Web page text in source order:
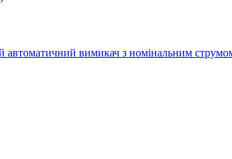
вимикач з номінальним